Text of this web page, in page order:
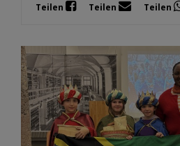
Teilen Teilen Teilen